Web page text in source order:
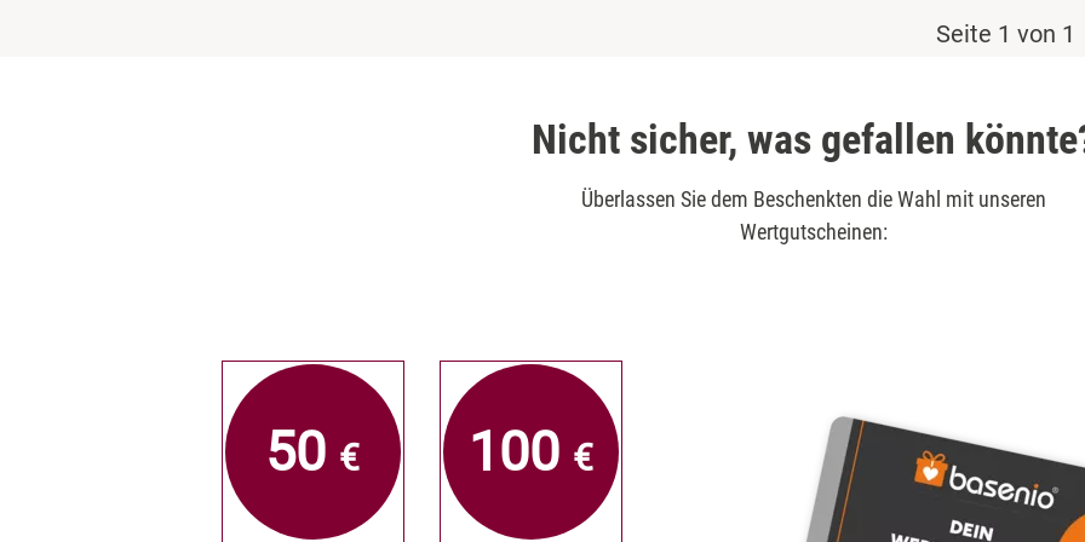
Seite 1 von 1
Nicht sicher, was gefallen
Überlassen Sie dem Beschenkten die Wahl mit unseren
Wertgutscheinen:
50 € 100 €